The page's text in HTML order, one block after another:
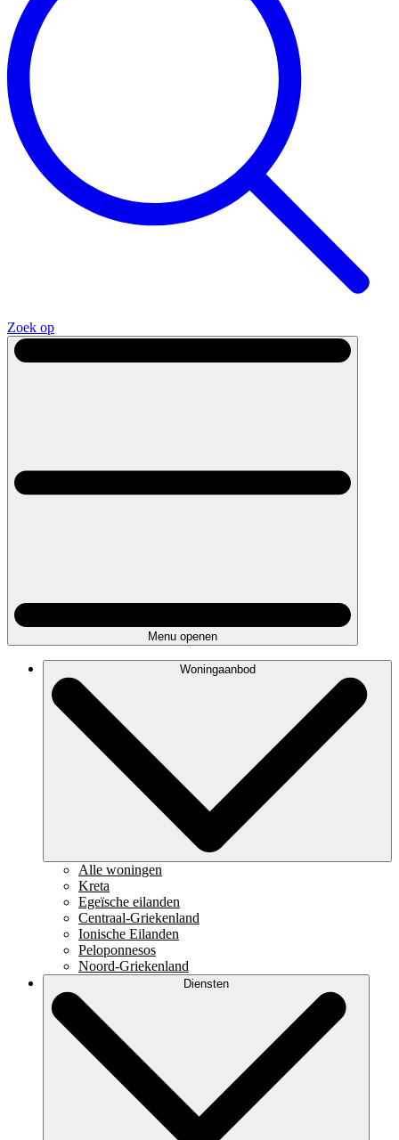
Zoek op
Menu openen
Woningaanbod
Alle woningen
Kreta
Egeïsche eilanden
Centraal-Griekenland
Ionische Eilanden
Peloponnesos
Noord-Griekenland
Diensten